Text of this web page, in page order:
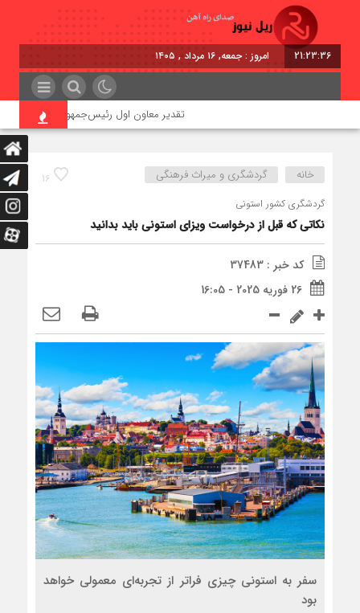
21:23:37 امروز : جمعه, ۱۶ مرداد , ۱۴۰۵
تقدیر معاون اول رئیس‌جمهور از مدیرعامل راه‌آهن
16 خانه گردشگری و میراث فرهنگی
گردشگری کشور استونی
نکاتی که قبل از درخواست ویزای استونی باید بدانید
کد خبر : 37483
26 فوریه 2025 - 16:05
سفر به استونی چیزی فراتر از تجربه‌ای معمولی خواهد
بود